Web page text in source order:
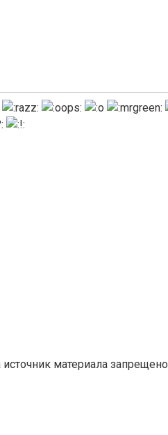
материала запрещено